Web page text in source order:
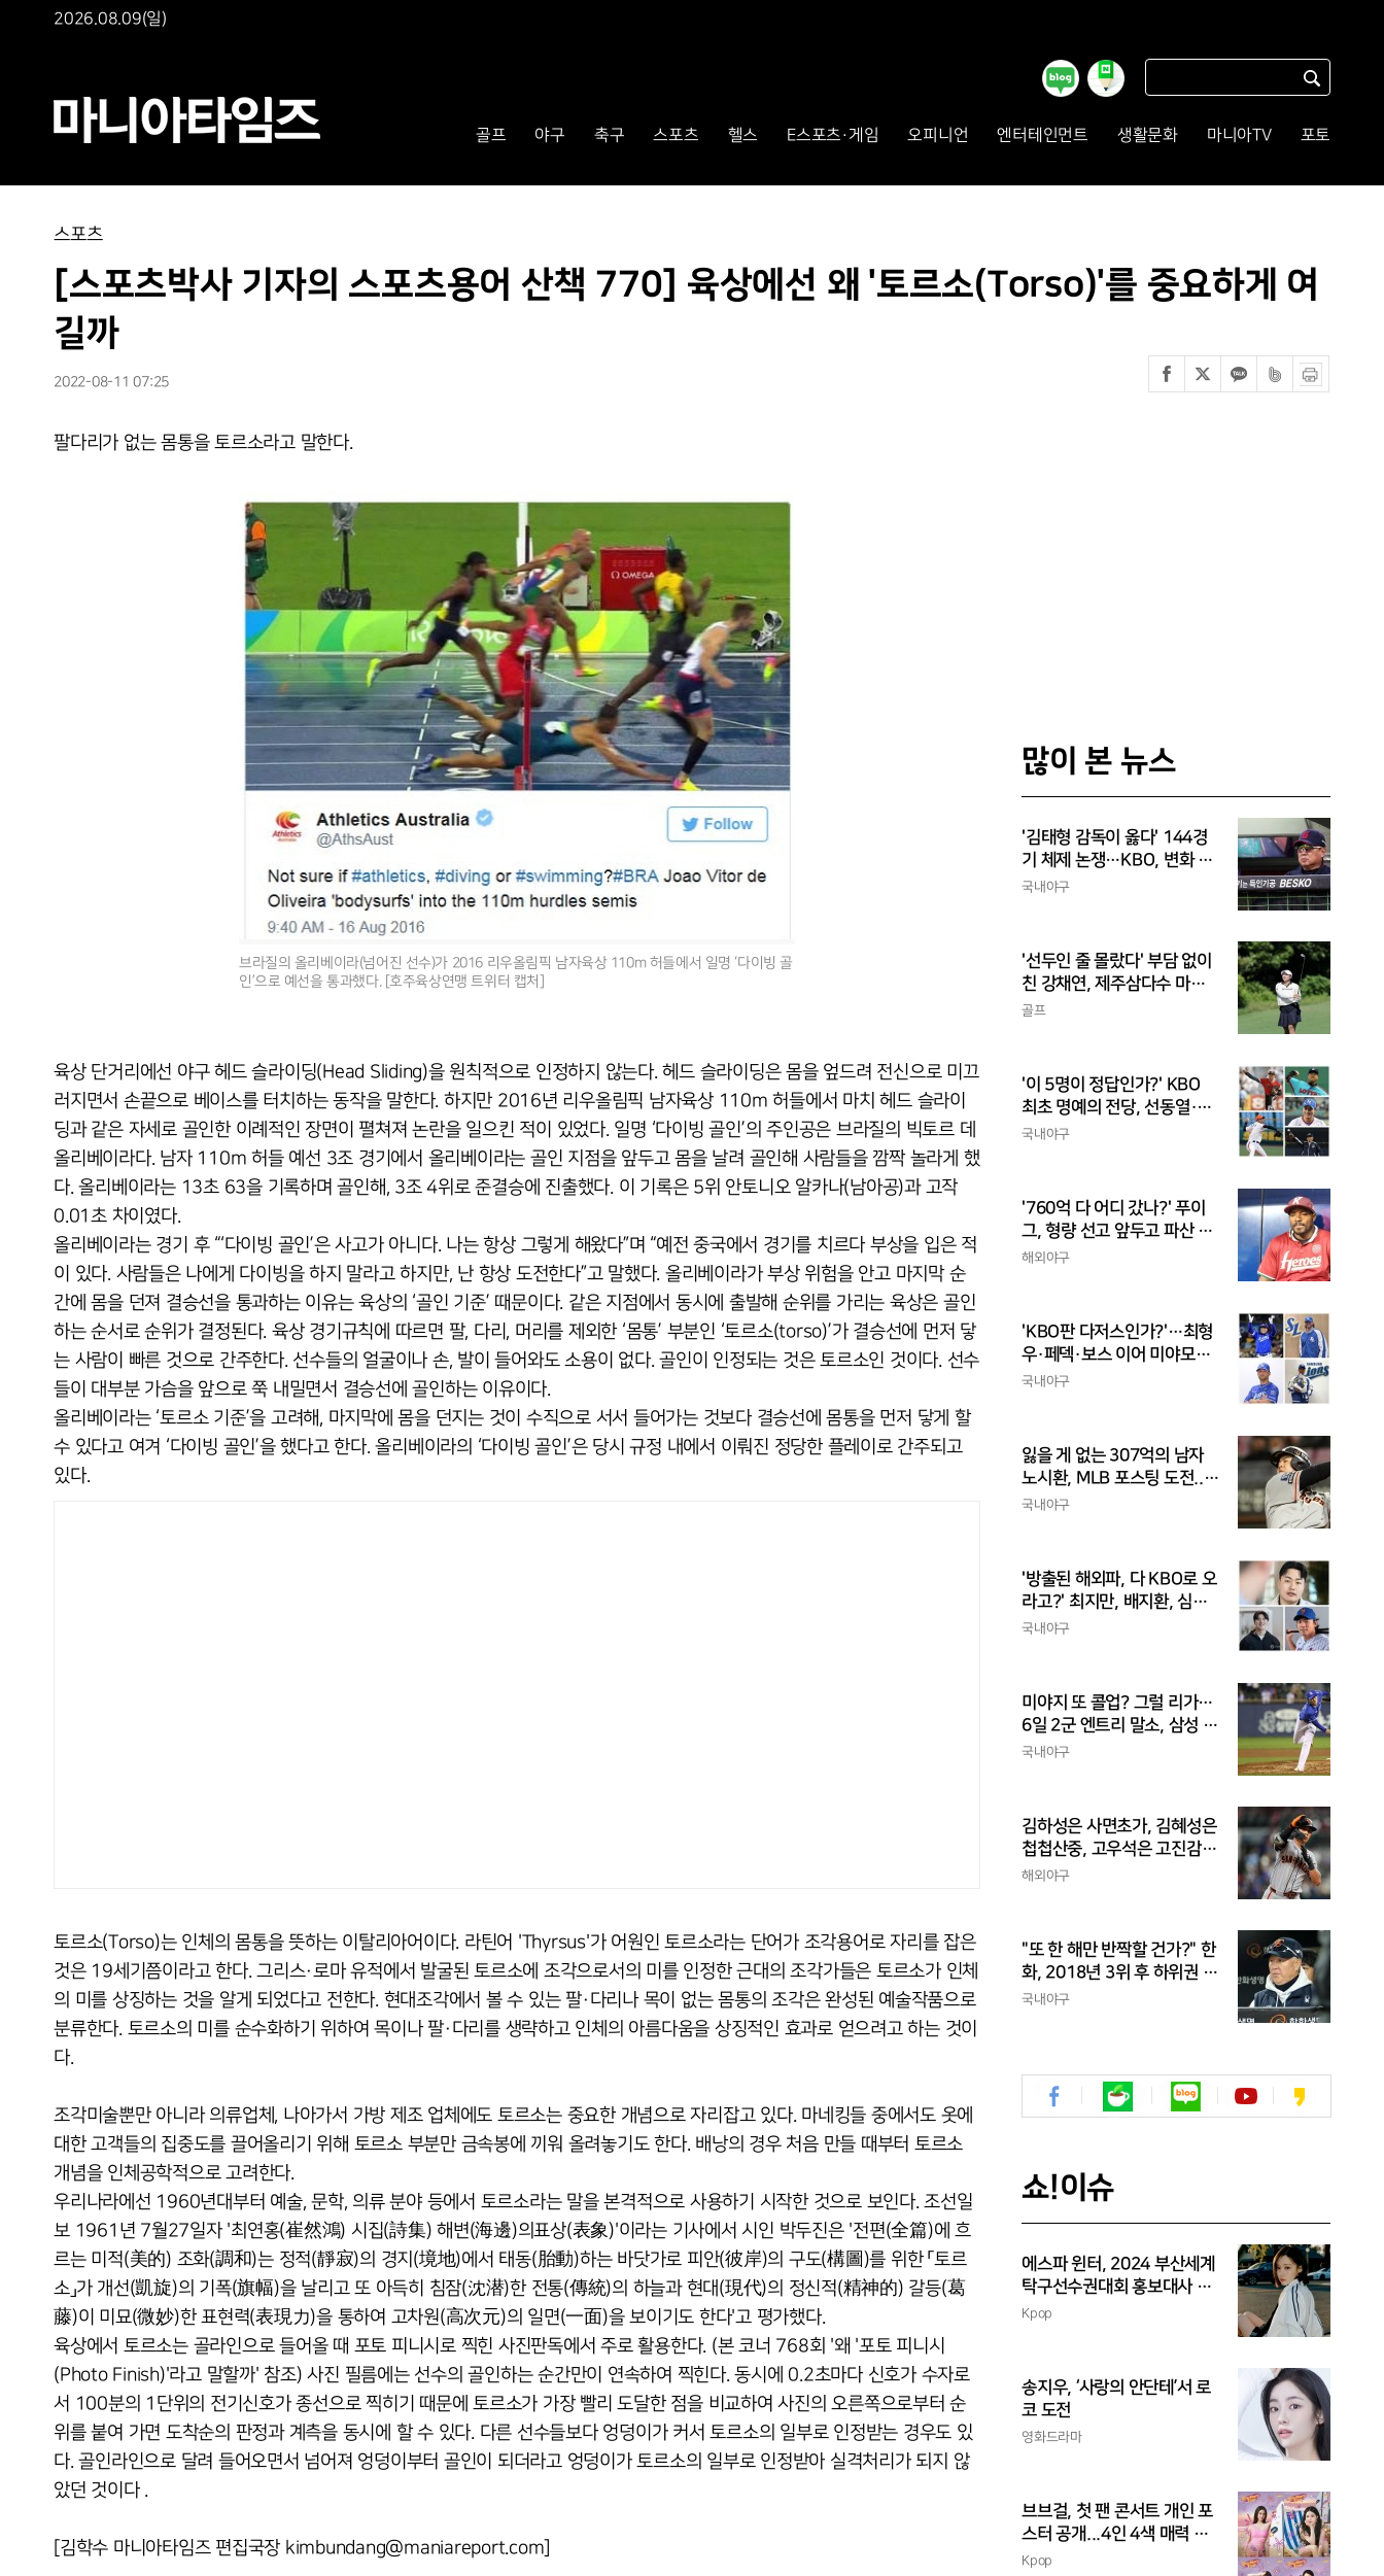
2026.08.09(일)
골프 야구 축구 스포츠 헬스 E스포츠·게임 오피니언 엔터테인먼트 생활문화 마니아TV 포토
스포츠
[스포츠박사 기자의 스포츠용어 산책 770] 육상에선 왜 '토르소(Torso)'를 중요하게 여
길까
2022-08-11 07:25
팔다리가 없는 몸통을 토르소라고 말한다.
브라질의 올리베이라(넘어진 선수)가 2016 리우올림픽 남자육상 110m 허들에서 일명 ‘다이빙 골
인’으로 예선을 통과했다. [호주육상연맹 트위터 캡처]
육상 단거리에선 야구 헤드 슬라이딩(Head Sliding)을 원칙적으로 인정하지 않는다. 헤드 슬라이딩은 몸을 엎드려 전신으로 미끄
러지면서 손끝으로 베이스를 터치하는 동작을 말한다. 하지만 2016년 리우올림픽 남자육상 110m 허들에서 마치 헤드 슬라이
딩과 같은 자세로 골인한 이례적인 장면이 펼쳐져 논란을 일으킨 적이 있었다. 일명 ‘다이빙 골인’의 주인공은 브라질의 빅토르 데
올리베이라다. 남자 110m 허들 예선 3조 경기에서 올리베이라는 골인 지점을 앞두고 몸을 날려 골인해 사람들을 깜짝 놀라게 했
다. 올리베이라는 13초 63을 기록하며 골인해, 3조 4위로 준결승에 진출했다. 이 기록은 5위 안토니오 알카나(남아공)과 고작
0.01초 차이였다.
올리베이라는 경기 후 “‘다이빙 골인’은 사고가 아니다. 나는 항상 그렇게 해왔다”며 “예전 중국에서 경기를 치르다 부상을 입은 적
이 있다. 사람들은 나에게 다이빙을 하지 말라고 하지만, 난 항상 도전한다”고 말했다. 올리베이라가 부상 위험을 안고 마지막 순
간에 몸을 던져 결승선을 통과하는 이유는 육상의 ‘골인 기준’ 때문이다. 같은 지점에서 동시에 출발해 순위를 가리는 육상은 골인
하는 순서로 순위가 결정된다. 육상 경기규칙에 따르면 팔, 다리, 머리를 제외한 ‘몸통’ 부분인 ‘토르소(torso)’가 결승선에 먼저 닿
는 사람이 빠른 것으로 간주한다. 선수들의 얼굴이나 손, 발이 들어와도 소용이 없다. 골인이 인정되는 것은 토르소인 것이다. 선수
들이 대부분 가슴을 앞으로 쭉 내밀면서 결승선에 골인하는 이유이다.
올리베이라는 ‘토르소 기준’을 고려해, 마지막에 몸을 던지는 것이 수직으로 서서 들어가는 것보다 결승선에 몸통을 먼저 닿게 할
수 있다고 여겨 ‘다이빙 골인’을 했다고 한다. 올리베이라의 ‘다이빙 골인’은 당시 규정 내에서 이뤄진 정당한 플레이로 간주되고
있다.
토르소(Torso)는 인체의 몸통을 뜻하는 이탈리아어이다. 라틴어 'Thyrsus'가 어원인 토르소라는 단어가 조각용어로 자리를 잡은
것은 19세기쯤이라고 한다. 그리스·로마 유적에서 발굴된 토르소에 조각으로서의 미를 인정한 근대의 조각가들은 토르소가 인체
의 미를 상징하는 것을 알게 되었다고 전한다. 현대조각에서 볼 수 있는 팔·다리나 목이 없는 몸통의 조각은 완성된 예술작품으로
분류한다. 토르소의 미를 순수화하기 위하여 목이나 팔·다리를 생략하고 인체의 아름다움을 상징적인 효과로 얻으려고 하는 것이
다.
조각미술뿐만 아니라 의류업체, 나아가서 가방 제조 업체에도 토르소는 중요한 개념으로 자리잡고 있다. 마네킹들 중에서도 옷에
대한 고객들의 집중도를 끌어올리기 위해 토르소 부분만 금속봉에 끼워 올려놓기도 한다. 배낭의 경우 처음 만들 때부터 토르소
개념을 인체공학적으로 고려한다.
우리나라에선 1960년대부터 예술, 문학, 의류 분야 등에서 토르소라는 말을 본격적으로 사용하기 시작한 것으로 보인다. 조선일
보 1961년 7월27일자 '최연홍(崔然鴻) 시집(詩集) 해변(海邊)의표상(表象)'이라는 기사에서 시인 박두진은 '전편(全篇)에 흐
르는 미적(美的) 조화(調和)는 정적(靜寂)의 경지(境地)에서 태동(胎動)하는 바닷가로 피안(彼岸)의 구도(構圖)를 위한 「토르
소」가 개선(凱旋)의 기폭(旗幅)을 날리고 또 아득히 침잠(沈潜)한 전통(傳統)의 하늘과 현대(現代)의 정신적(精神的) 갈등(葛
藤)이 미묘(微妙)한 표현력(表現力)을 통하여 고차원(高次元)의 일면(一面)을 보이기도 한다'고 평가했다.
육상에서 토르소는 골라인으로 들어올 때 포토 피니시로 찍힌 사진판독에서 주로 활용한다. (본 코너 768회 '왜 '포토 피니시
(Photo Finish)'라고 말할까' 참조) 사진 필름에는 선수의 골인하는 순간만이 연속하여 찍힌다. 동시에 0.2초마다 신호가 수자로
서 100분의 1단위의 전기신호가 종선으로 찍히기 때문에 토르소가 가장 빨리 도달한 점을 비교하여 사진의 오른쪽으로부터 순
위를 붙여 가면 도착순의 판정과 계측을 동시에 할 수 있다. 다른 선수들보다 엉덩이가 커서 토르소의 일부로 인정받는 경우도 있
다. 골인라인으로 달려 들어오면서 넘어져 엉덩이부터 골인이 되더라고 엉덩이가 토르소의 일부로 인정받아 실격처리가 되지 않
았던 것이다 .
[김학수 마니아타임즈 편집국장 kimbundang@maniareport.com]
많이 본 뉴스
'김태형 감독이 옳다' 144경
기 체제 논쟁…KBO, 변화 고
민해야, 환경에 맞는 경기 수
국내야구
'선두인 줄 몰랐다' 부담 없이
친 강채연, 제주삼다수 마스
터스 2R 단독 선두
골프
'이 5명이 정답인가?' KBO
최초 명예의 전당, 선동열·최
동원·이승엽·송진우·김응용
국내야구
'760억 다 어디 갔나?' 푸이
그, 형량 선고 앞두고 파산 신
청
해외야구
'KBO판 다저스인가?'…최형
우·페덱·보스 이어 미야모리
까지, 삼성의 '스펙 만렙' 승부
국내야구
잃을 게 없는 307억의 남자
노시환, MLB 포스팅 도전...
시장 평가는 의외일 수 있어
국내야구
'방출된 해외파, 다 KBO로 오
라고?' 최지만, 배지환, 심준
석의 엇갈린 거취와 현실
국내야구
미야지 또 콜업? 그럴 리가…
6일 2군 엔트리 말소, 삼성 새
아시아쿼터 찾았나
국내야구
김하성은 사면초가, 김혜성은
첩첩산중, 고우석은 고진감
래, 송성문은 무난지경... 이
해외야구
"또 한 해만 반짝할 건가?" 한
화, 2018년 3위 후 하위권 추
락...주전 3명 빠지기 전에 많
국내야구
쇼!이슈
에스파 윈터, 2024 부산세계
탁구선수권대회 홍보대사 위
촉
Kpop
송지우, ‘사랑의 안단테’서 로
코 도전
영화드라마
브브걸, 첫 팬 콘서트 개인 포
스터 공개...4인 4색 매력 발
산
Kpop